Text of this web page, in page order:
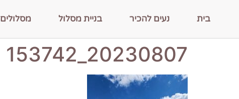
בית נעים להכיר בניית מסלול מסלולים
20230807_153742